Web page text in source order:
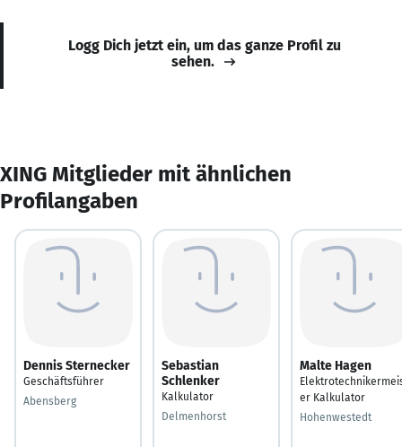
Logg Dich jetzt ein, um das ganze Profil zu
sehen.
XING Mitglieder mit ähnlichen
Profilangaben
Dennis Sternecker
Geschäftsführer
Abensberg
Sebastian
Schlenker
Kalkulator
Delmenhorst
Malte Hagen
er Kalkulator
Hohenwestedt